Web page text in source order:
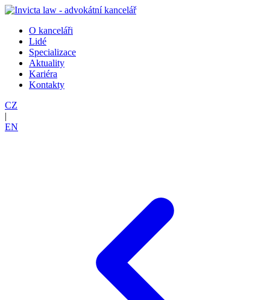
O kanceláři
Lidé
Specializace
Aktuality
Kariéra
Kontakty
CZ
|
EN